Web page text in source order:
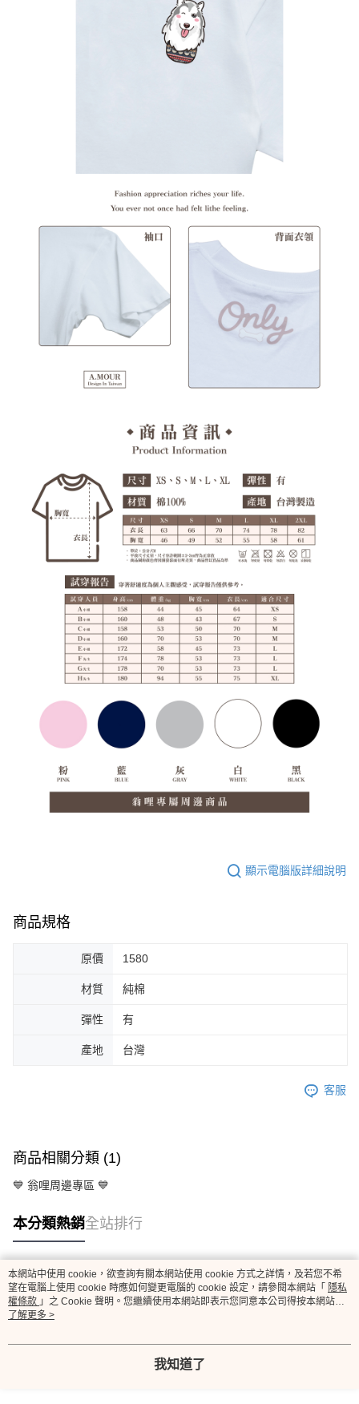
顯示電腦版詳細說明
商品規格
原價 1580
材質 純棉
彈性 有
產地 台灣
客服
商品相關分類 (1)
💙 翁哩周邊專區 💙
本分類熱銷全站排行
熱門標籤
本網站中使用 cookie，欲查詢有關本網站使用 cookie 方式之詳情，及若您不希
望在電腦上使用 cookie 時應如何變更電腦的 cookie 設定，請參閱本網站「 隱私
權條款 」之 Cookie 聲明。您繼續使用本網站即表示您同意本公司得按本網站使
用條款之 Cookie 聲明使用 cookie。
了解更多 >
我知道了